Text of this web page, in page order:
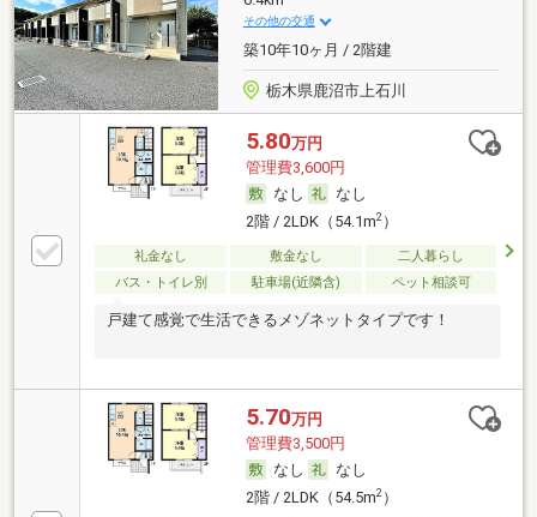
その他の交通
築10年10ヶ月 / 2階建
栃木県鹿沼市上石川
5.80万円
管理費3,600円
なし
なし
2階 / 2LDK（54.1m2）
礼金なし 敷金なし
二人暮らし
バス・トイレ別
駐車場(近隣含) ペット相談可
戸建て感覚で生活できるメゾネットタイプです！
5.70万円
管理費3,500円
なし
なし
2階 / 2LDK（54.5m2）